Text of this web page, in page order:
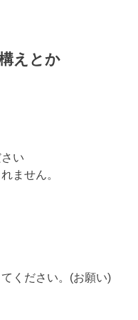
えとか
い
ません。
ください。(お願い)